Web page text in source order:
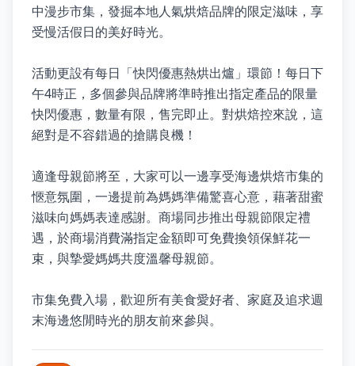
中漫步市集，發掘本地人氣烘焙品牌的限定滋味，享
受慢活假日的美好時光。
活動更設有每日「快閃優惠熱烘出爐」環節！每日下
午4時正，多個參與品牌將準時推出指定產品的限量
快閃優惠，數量有限，售完即止。對烘焙控來說，這
絕對是不容錯過的搶購良機！
適逢母親節將至，大家可以一邊享受海邊烘焙市集的
愜意氛圍，一邊提前為媽媽準備驚喜心意，藉著甜蜜
滋味向媽媽表達感謝。商場同步推出母親節限定禮
遇，於商場消費滿指定金額即可免費換領保鮮花一
束，與摯愛媽媽共度溫馨母親節。
市集免費入場，歡迎所有美食愛好者、家庭及追求週
末海邊悠閒時光的朋友前來參與。